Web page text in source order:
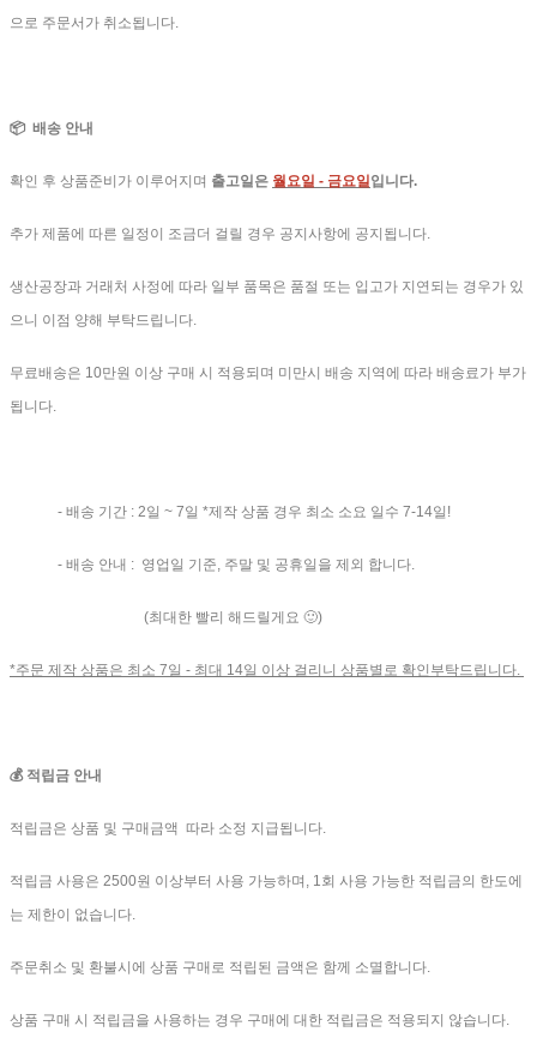
으로 주문서가 취소됩니다.
📦 배송 안내
확인 후 상품준비가 이루어지며 출고일은 월요일 - 금요일입니다.
추가 제품에 따른 일정이 조금더 걸릴 경우 공지사항에 공지됩니다.
생산공장과 거래처 사정에 따라 일부 품목은 품절 또는 입고가 지연되는 경우가 있
으니 이점 양해 부탁드립니다.
무료배송은 10만원 이상 구매 시 적용되며 미만시 배송 지역에 따라 배송료가 부가
됩니다.
- 배송 기간 : 2일 ~ 7일 *제작 상품 경우 최소 소요 일수 7-14일!
- 배송 안내 : 영업일 기준, 주말 및 공휴일을 제외 합니다.
(최대한 빨리 해드릴게요 🙂)
*주문 제작 상품은 최소 7일 - 최대 14일 이상 걸리니 상품별로 확인부탁드립니다.
💰 적립금 안내
적립금은 상품 및 구매금액 따라 소정 지급됩니다.
적립금 사용은 2500원 이상부터 사용 가능하며, 1회 사용 가능한 적립금의 한도에
는 제한이 없습니다.
주문취소 및 환불시에 상품 구매로 적립된 금액은 함께 소멸합니다.
상품 구매 시 적립금을 사용하는 경우 구매에 대한 적립금은 적용되지 않습니다.